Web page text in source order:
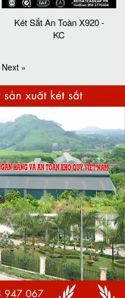
Két Sắt An Toàn X920 -
KC
Next »